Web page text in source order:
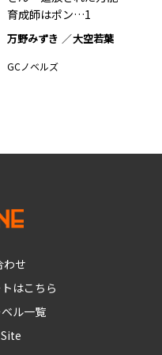
育成師はポン…1
万野みずき 大空若葉
GCノベルズ
わせ
はこちら
ベル一覧